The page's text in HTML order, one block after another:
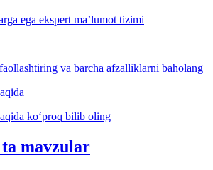
ega ekspert ma’lumot tizimi
va barcha afzalliklarni baholang
koʻproq bilib oling
mavzular